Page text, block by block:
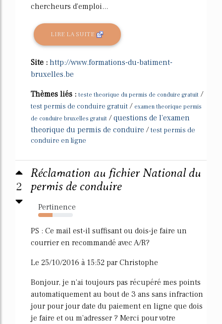
chercheurs d'emploi...
LIRE LA SUITE
Site : http://www.formations-du-batiment-
bruxelles.be
Thèmes liés : teste theorique du permis de conduire gratuit /
test permis de conduire gratuit / examen theorique permis
de conduire bruxelles gratuit /questions de l'examen
theorique du permis de conduire /test permis de
conduire en ligne
2
Réclamation au fichier National du
permis de conduire
Pertinence
42%
PS : Ce mail est-il suffisant ou dois-je faire un
courrier en recommandé avec A/R?
Le 25/10/2016 à 15:52 par Christophe
Bonjour, je n'ai toujours pas récupéré mes points
automatiquement au bout de 3 ans sans infraction
jour pour jour date du paiement en ligne que dois
je faire et ou m'adresser ? Merci pour votre